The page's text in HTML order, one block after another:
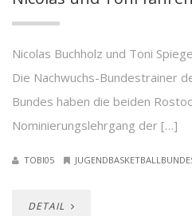
Nicolas Buchholz und Toni
Die Nachwuchs-Bundestrainer
Bundes haben die beiden
Nominierungslehrgang der […]
TOBI05
DETAIL